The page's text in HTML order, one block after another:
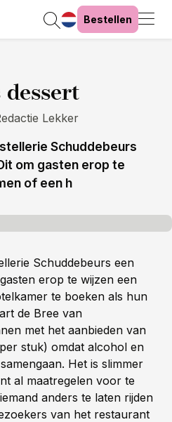
Bestellen
Lekker
Schuddebeurs
om gasten erop te
of een h
Schuddebeurs een
erop te wijzen een
te boeken als hun
de Bree van
met het aanbieden van
stuk) omdat alcohol en
Het is slimmer
al maatregelen voor te
anders te laten rijden
van het restaurant